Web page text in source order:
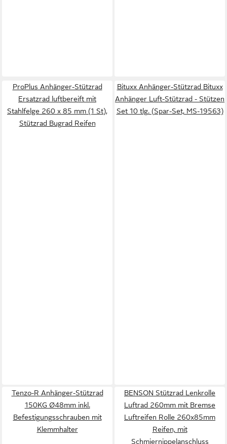
ProPlus Anhänger-Stützrad
Ersatzrad luftbereift mit
Stahlfelge 260 x 85 mm (1 St),
Stützrad Bugrad Reifen
Bituxx Anhänger-Stützrad Bituxx
Anhänger Luft-Stützrad - Stützen
Set 10 tlg. (Spar-Set, MS-19563)
Tenzo-R Anhänger-Stützrad
150KG Ø48mm inkl.
Befestigungsschrauben mit
Klemmhalter
BENSON Stützrad Lenkrolle
Luftrad 260mm mit Bremse
Luftreifen Rolle 260x85mm
Reifen, mit
Schmiernippelanschluss